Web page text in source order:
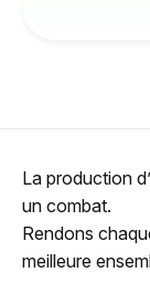
La production
un combat.
Rendons
meilleure